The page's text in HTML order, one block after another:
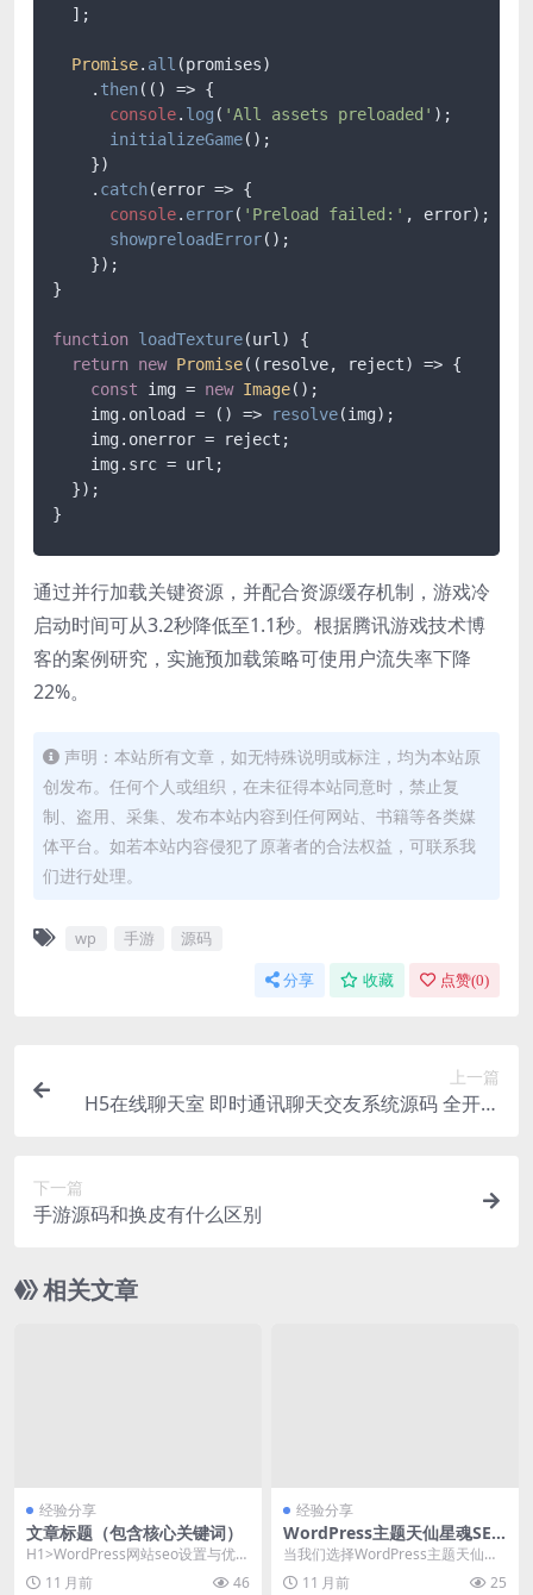
  ];
Promise. all (promises)
    .
then( () => {
console. log ( 'All assets preloaded' );
initializeGame();
    })
    .
catch(error => {
console. error( 'Preload failed:' , error);
showpreloadError();
    });
}
function loadTexture(url ) {
return new Promise( ( resolve, reject) => {
const img = new Image();
    img.
onload = () => resolve(img);
    img.
onerror = reject;
    img.
src = url;
  });
通过并行加载关键资源，并配合资源缓存机制，游戏冷
启动时间可从3.2秒降低至1.1秒。根据腾讯游戏技术博
客的案例研究，实施预加载策略可使用户流失率下降
22%。
声明：本站所有文章，如无特殊说明或标注，均为本站原
创发布。任何个人或组织，在未征得本站同意时，禁止复
制、盗用、采集、发布本站内容到任何网站、书籍等各类媒
体平台。如若本站内容侵犯了原著者的合法权益，可联系我
们进行处理。
wp 手游 源码
分享 收藏 点赞(0)
上一篇
H5在线聊天室 即时通讯聊天交友系统源码 全开源
下一篇
手游源码和换皮有什么区别
相关文章
经验分享
文章标题（包含核心关键词）
H1>WordPress网站seo设置与优化
教程 WordPress作为全...
11 月前 46
经验分享
WordPress主题天仙星魂SEO
优化配置与性能提升实践
当我们选择WordPress主题天仙星
魂（TianXianXingHun）时，s...
11 月前 25